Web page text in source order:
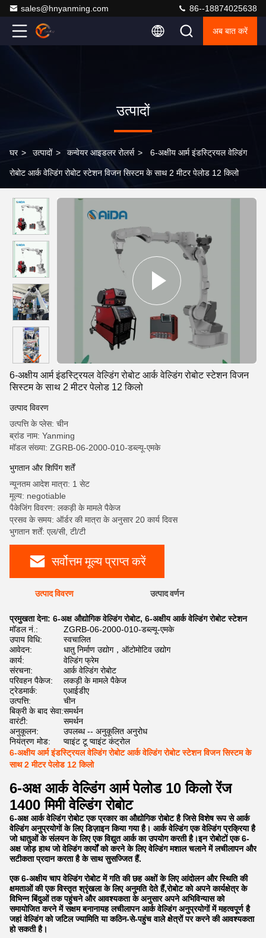
sales@hnyanming.com 86--18874025638
अब बात करें
उत्पादों
घर > उत्पादों > कन्वेयर आइडलर रोलर्स > 6-अक्षीय आर्म इंडस्ट्रियल वेल्डिंग
रोबोट आर्क वेल्डिंग रोबोट स्टेशन विजन सिस्टम के साथ 2 मीटर पेलोड 12 किलो
6-अक्षीय आर्म इंडस्ट्रियल वेल्डिंग रोबोट आर्क वेल्डिंग रोबोट स्टेशन विजन
सिस्टम के साथ 2 मीटर पेलोड 12 किलो
उत्पाद विवरण
उत्पत्ति के प्लेस: चीन
ब्रांड नाम: Yanming
मॉडल संख्या: ZGRB-06-2000-010-डब्ल्यू-एमके
भुगतान और शिपिंग शर्तें
न्यूनतम आदेश मात्रा: 1 सेट
मूल्य: negotiable
पैकेजिंग विवरण: लकड़ी के मामले पैकेज
प्रसव के समय: ऑर्डर की मात्रा के अनुसार 20 कार्य दिवस
भुगतान शर्तें: एल/सी, टी/टी
सर्वोत्तम मूल्य प्राप्त करें
उत्पाद विवरण उत्पाद वर्णन
प्रमुखता देना: 6-अक्ष औद्योगिक वेल्डिंग रोबोट, 6-अक्षीय आर्क वेल्डिंग रोबोट स्टेशन
मॉडल नं.:
ZGRB-06-2000-010-डब्ल्यू-एमके
उपाय विधि:
स्वचालित
आवेदन:
धातु निर्माण उद्योग，ऑटोमोटिव उद्योग
कार्य:
वेल्डिंग फ्रेम
संरचना:
आर्क वेल्डिंग रोबोट
परिवहन पैकेज:
लकड़ी के मामले पैकेज
ट्रेडमार्क:
एआईडीए
उत्पत्ति:
चीन
बिक्री के बाद सेवा:समर्थन
वारंटी:
समर्थन
अनुकूलन:
उपलब्ध -- अनुकूलित अनुरोध
नियंत्रण मोड:
प्वाइंट टू प्वाइंट कंट्रोल
6-अक्षीय आर्म इंडस्ट्रियल वेल्डिंग रोबोट आर्क वेल्डिंग रोबोट स्टेशन विजन सिस्टम के
साथ 2 मीटर पेलोड 12 किलो
6-अक्ष आर्क वेल्डिंग आर्म पेलोड 10 किलो रेंज
1400 मिमी वेल्डिंग रोबोट
6-अक्ष आर्क वेल्डिंग रोबोट एक प्रकार का औद्योगिक रोबोट है जिसे विशेष रूप से आर्क
वेल्डिंग अनुप्रयोगों के लिए डिज़ाइन किया गया है। आर्क वेल्डिंग एक वेल्डिंग प्रक्रिया है
जो धातुओं के संलयन के लिए एक विद्युत आर्क का उपयोग करती है।इन रोबोटों एक 6-
अक्ष जोड़ हाथ जो वेल्डिंग कार्यों को करने के लिए वेल्डिंग मशाल चलाने में लचीलापन और
सटीकता प्रदान करता है के साथ सुसज्जित हैं.
एक 6-अक्षीय चाप वेल्डिंग रोबोट में गति की छह अक्षों के लिए आंदोलन और स्थिति की
क्षमताओं की एक विस्तृत श्रृंखला के लिए अनुमति देते हैं,रोबोट को अपने कार्यक्षेत्र के
विभिन्न बिंदुओं तक पहुंचने और आवश्यकता के अनुसार अपने अभिविन्यास को
समायोजित करने में सक्षम बनानायह लचीलापन आर्क वेल्डिंग अनुप्रयोगों में महत्वपूर्ण है
जहां वेल्डिंग को जटिल ज्यामिति या कठिन-से-पहुंच वाले क्षेत्रों पर करने की आवश्यकता
हो सकती है।